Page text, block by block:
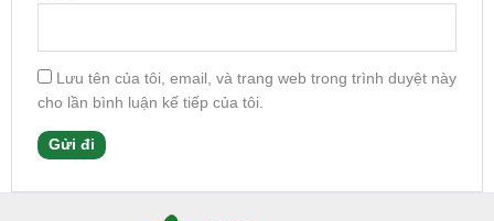
Lưu tên của tôi, email, và trang web trong trình duyệt này
cho lần bình luận kế tiếp của tôi.